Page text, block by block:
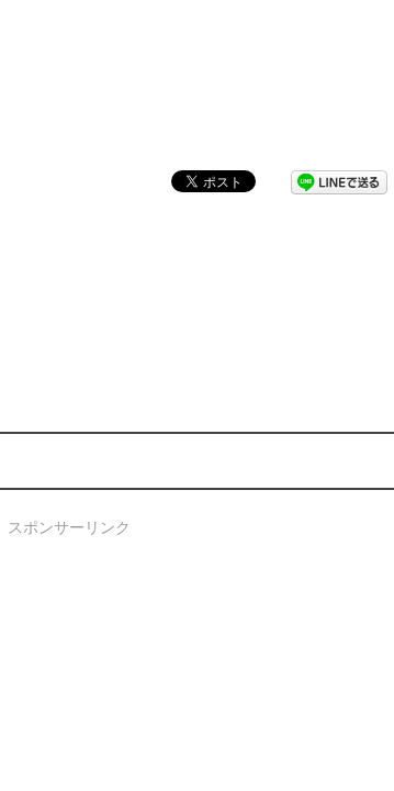
スポンサーリンク